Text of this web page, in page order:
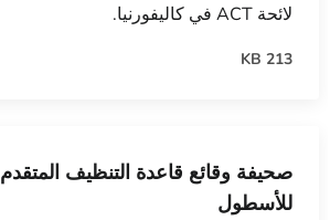
لائحة ACT في كاليفورنيا.
213 KB
صحيفة وقائع قاعدة التنظيف المتقدم
للأسطول